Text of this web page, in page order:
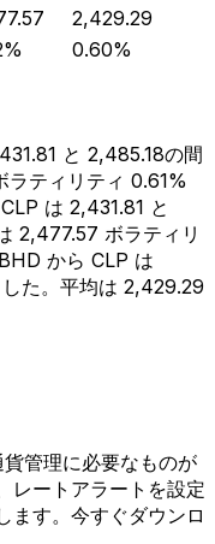
2,429.29
0.60%
と 2,485.18の間
ティリティ 0.61%
は 2,431.81 と
2,477.57 ボラティリ
から CLP は
た。平均は 2,429.29
管理に必要なものが
レートアラートを設定
ます。今すぐダウンロ